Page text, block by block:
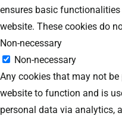
ensures basic
website. These cookies do
Non-necessary
Non-necessary
Any cookies that may not
website to function and is
personal data via analytics,